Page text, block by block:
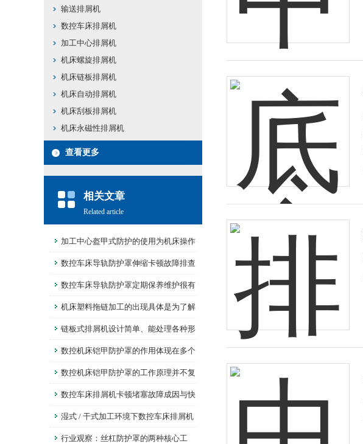
输送排屑机
数控车床排屑机
加工中心排屑机
机床螺旋排屑机
机床链板排屑机
机床自动排屑机
机床刮板排屑机
机床永磁性排屑机
查看更多
相关文章
Related article
加工中心盔甲式防护的使用为机床操作
提供了安全保障
数控车床导轨防护罩伸缩卡顿故障排查
数控车床导轨防护罩定期保养维护很有
必要机床塑料拖链加工的出现具体是为了解
决什么问题？
链板式排屑机设计简单、能处理各种形
状的金属废料
数控机床铠甲防护罩的作用体现在多个
层面数控机床铠甲防护罩的工作原理并不复
杂 数控车床排屑机卡顿堵塞故障成因与快
速排查法
湿式 / 干式加工环境下数控车床排屑机
的差异化应用
行业观察：丝杠防护罩的两种核心工